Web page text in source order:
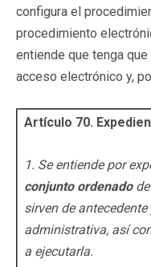
configura el
procedimiento
entiende que tenga
acceso electrónico y,
Artículo 70.
1. Se entiende por
conjunto ordenadode
sirven de
administrativa, así
a ejecutarla.